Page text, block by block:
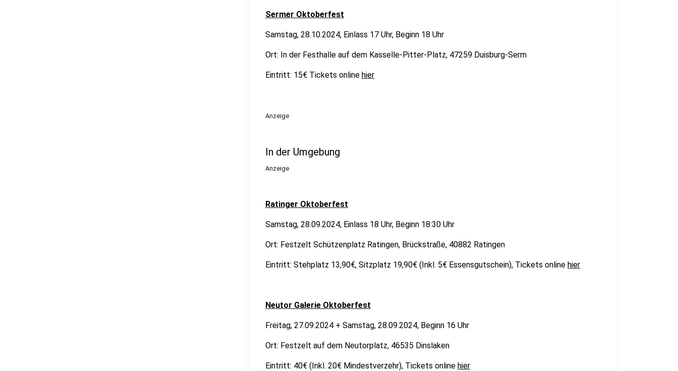
Sermer Oktoberfest
Samstag, 28.10.2024, Einlass 17 Uhr, Beginn 18 Uhr
Ort: In der Festhalle auf dem Kasselle-Pitter-Platz, 47259 Duisburg-Serm
Eintritt: 15€ Tickets online hier
Anzeige
In der Umgebung
Anzeige
Ratinger Oktoberfest
Samstag, 28.09.2024, Einlass 18 Uhr, Beginn 18:30 Uhr
Ort: Festzelt Schützenplatz Ratingen, Brückstraße, 40882 Ratingen
Eintritt: Stehplatz 13,90€, Sitzplatz 19,90€ (Inkl. 5€ Essensgutschein), Tickets online hier
Neutor Galerie Oktoberfest
Freitag, 27.09.2024 + Samstag, 28.09.2024, Beginn 16 Uhr
Ort: Festzelt auf dem Neutorplatz, 46535 Dinslaken
Eintritt: 40€ (Inkl. 20€ Mindestverzehr), Tickets online hier